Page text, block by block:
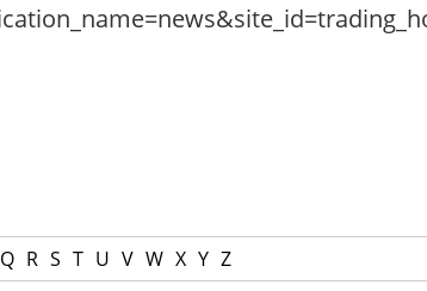
Q R S T U V W X Y Z